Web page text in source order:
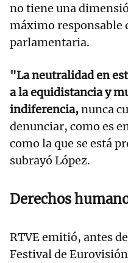
no tiene una
máximo responsable
parlamentaria.
"La neutralidad en
a la equidistancia y
indiferencia,nunca
denunciar, como es
como la que se está
subrayó López.
Derechos
RTVE emitió, antes
Festival de